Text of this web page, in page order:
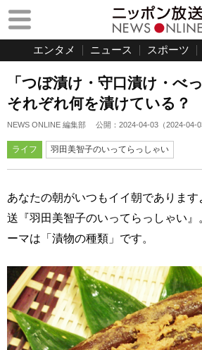
エンタメ ニュース スポーツ
「つぼ漬け・守口漬け・べ
それぞれ何を漬けている？
NEWS ONLINE 編集部 公開： 2024-04-03 （2024-04-
ライフ 羽田美智子のいってらっしゃい
あなたの朝がいつもイイ朝でありま
送『羽田美智子のいってらっしゃい
ーマは「漬物の種類」です。